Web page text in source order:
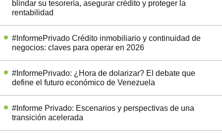
blindar su tesorería, asegurar crédito y proteger la
rentabilidad
#InformePrivado Crédito inmobiliario y continuidad de
negocios: claves para operar en 2026
#InformePrivado: ¿Hora de dolarizar? El debate que
define el futuro económico de Venezuela
#Informe Privado: Escenarios y perspectivas de una
transición acelerada